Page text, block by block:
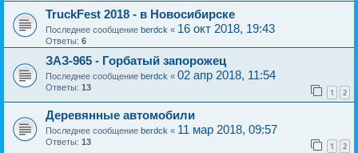
TruckFest 2018 - в Новосибирске
Последнее сообщение berdck « 16 окт 2018, 19:43
Ответы: 6
ЗАЗ-965 - Горбатый запорожец
Последнее сообщение berdck « 02 апр 2018, 11:54
Ответы: 13 1 2
Деревянные автомобили
Последнее сообщение berdck « 11 мар 2018, 09:57
Ответы: 13 1 2